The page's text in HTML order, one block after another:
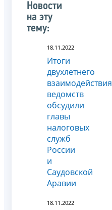
Новости
на эту
тему:
18.11.2022
Итоги
двухлетнего
взаимодействия
ведомств
обсудили
главы
налоговых
служб
России
и
Саудовской
Аравии
18.11.2022